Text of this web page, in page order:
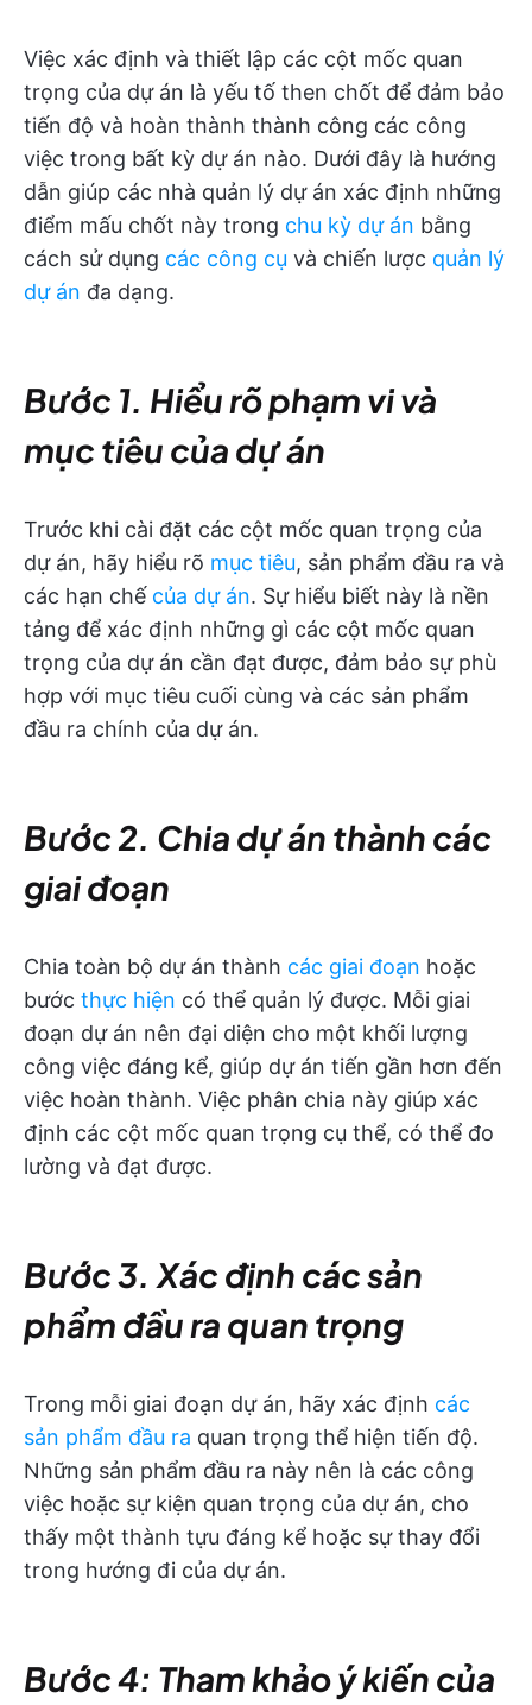
Việc xác định và thiết lập các cột mốc quan
trọng của dự án là yếu tố then chốt để đảm bảo
tiến độ và hoàn thành thành công các công
việc trong bất kỳ dự án nào. Dưới đây là hướng
dẫn giúp các nhà quản lý dự án xác định những
điểm mấu chốt này trong chu kỳ dự án bằng
cách sử dụng các công cụ và chiến lược quản lý
dự án đa dạng.
Bước 1. Hiểu rõ phạm vi và
mục tiêu của dự án
Trước khi cài đặt các cột mốc quan trọng của
dự án, hãy hiểu rõ mục tiêu, sản phẩm đầu ra và
các hạn chế của dự án. Sự hiểu biết này là nền
tảng để xác định những gì các cột mốc quan
trọng của dự án cần đạt được, đảm bảo sự phù
hợp với mục tiêu cuối cùng và các sản phẩm
đầu ra chính của dự án.
Bước 2. Chia dự án thành các
giai đoạn
Chia toàn bộ dự án thành các giai đoạn hoặc
bước thực hiện có thể quản lý được. Mỗi giai
đoạn dự án nên đại diện cho một khối lượng
công việc đáng kể, giúp dự án tiến gần hơn đến
việc hoàn thành. Việc phân chia này giúp xác
định các cột mốc quan trọng cụ thể, có thể đo
lường và đạt được.
Bước 3. Xác định các sản
phẩm đầu ra quan trọng
Trong mỗi giai đoạn dự án, hãy xác định các
sản phẩm đầu ra quan trọng thể hiện tiến độ.
Những sản phẩm đầu ra này nên là các công
việc hoặc sự kiện quan trọng của dự án, cho
thấy một thành tựu đáng kể hoặc sự thay đổi
trong hướng đi của dự án.
Bước 4: Tham khảo ý kiến của